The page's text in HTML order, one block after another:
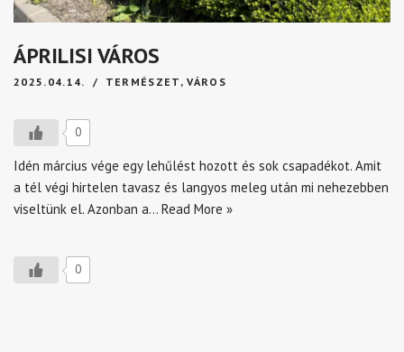
ÁPRILISI VÁROS
2025.04.14. TERMÉSZET ,VÁROS
0
Idén március vége egy lehűlést hozott és sok csapadékot. Amit
a tél végi hirtelen tavasz és langyos meleg után mi nehezebben
viseltünk el. Azonban a… Read More »
0